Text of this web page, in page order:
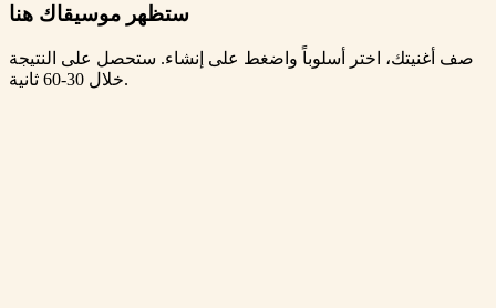
ستظهر موسيقاك هنا
صف أغنيتك، اختر أسلوباً واضغط على إنشاء. ستحصل على النتيجة
خلال 30-60 ثانية.